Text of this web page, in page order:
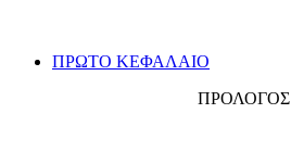
ΠΡΩΤΟ ΚΕΦΑΛΑΙΟ
ΠΡΟΛΟΓΟΣ